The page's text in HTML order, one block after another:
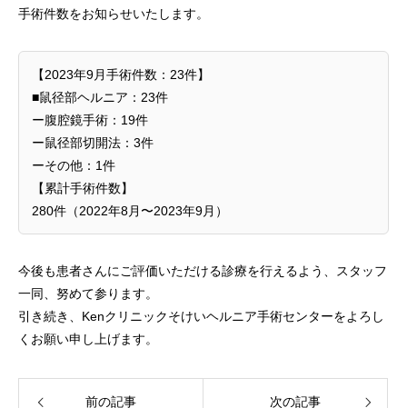
手術件数をお知らせいたします。
【2023年9月手術件数：23件】
■鼠径部ヘルニア：23件
ー腹腔鏡手術：19件
ー鼠径部切開法：3件
ーその他：1件
【累計手術件数】
280件（2022年8月〜2023年9月）
今後も患者さんにご評価いただける診療を行えるよう、スタッフ
一同、努めて参ります。
引き続き、Kenクリニックそけいヘルニア手術センターをよろし
くお願い申し上げます。
前の記事 次の記事